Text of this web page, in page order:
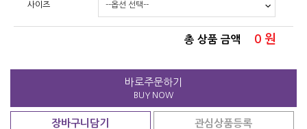
사이즈
총 상품 금액 0 원
바로주문하기
BUY NOW
장바구니담기 관심상품등록